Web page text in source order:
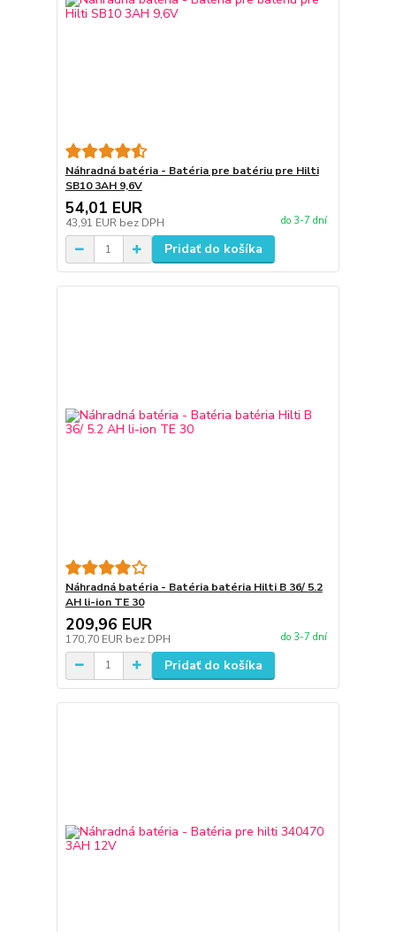
Náhradná batéria - Batéria pre batériu pre Hilti
SB10 3AH 9,6V
54,01 EUR
43,91 EUR bez DPH do 3-7 dní
Pridať do košíka
Náhradná batéria - Batéria batéria Hilti B 36/ 5.2
AH li-ion TE 30
209,96 EUR
170,70 EUR bez DPH do 3-7 dní
Pridať do košíka